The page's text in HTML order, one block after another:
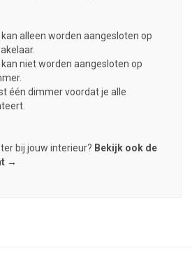
alleen worden aangesloten op
niet worden aangesloten op
één dimmer voordat je alle
bij jouw interieur? Bekijk ook de
→